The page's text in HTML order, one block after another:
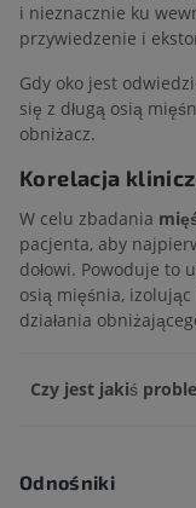
i nieznacznie ku
przywiedzenie i
Gdy oko jest
się z długą osią
obniżacz.
Korelacja
W celu zbadania
pacjenta, aby
dołowi. Powoduje to
osią mięśnia,
działania
Czy jest jakiś
Odnośniki